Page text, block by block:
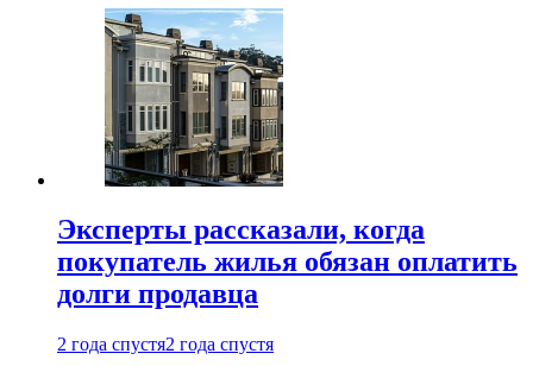
Эксперты рассказали, когда
покупатель жилья обязан оплатить
долги продавца
2 года спустя2 года спустя